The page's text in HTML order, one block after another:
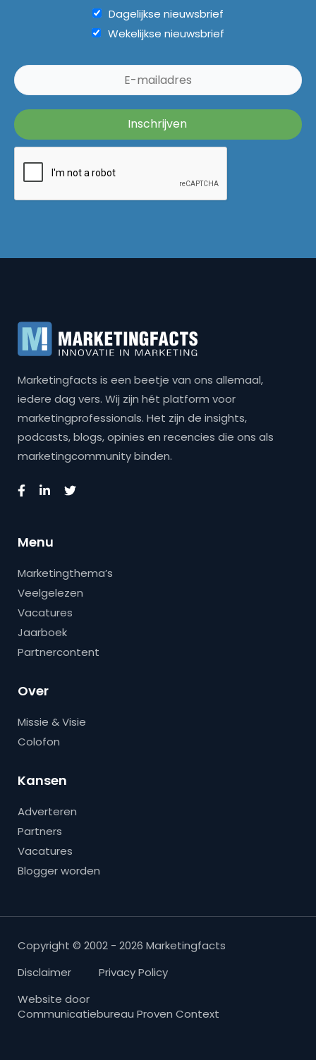
Dagelijkse nieuwsbrief
Wekelijkse nieuwsbrief
Marketingfacts is een beetje van ons allemaal,
iedere dag vers. Wij zijn hét platform voor
marketingprofessionals. Het zijn de insights,
podcasts, blogs, opinies en recencies die ons als
marketingcommunity binden.
Menu
Marketingthema’s
Veelgelezen
Vacatures
Jaarboek
Partnercontent
Over
Missie & Visie
Colofon
Kansen
Adverteren
Partners
Vacatures
Blogger worden
Copyright © 2002 - 2026 Marketingfacts
Disclaimer
Privacy Policy
Website door
Communicatiebureau Proven Context